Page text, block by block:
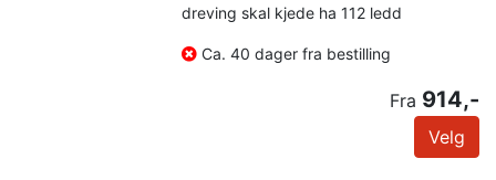
dreving skal kjede ha 112 ledd
Ca. 40 dager fra bestilling
Fra 914,-
Velg